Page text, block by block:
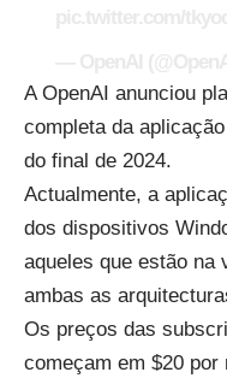
A OpenAI anunciou
completa da
do final de 2024.
Actualmente, a
dos dispositivos
aqueles que estão na
ambas as
Os preços das
começam em $20